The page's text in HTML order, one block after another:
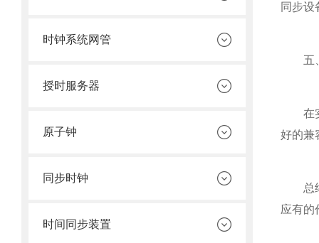
时钟系统网管
授时服务器
原子钟
同步时钟
时间同步装置
同步设
五、
在实
好的兼
总结
应有的